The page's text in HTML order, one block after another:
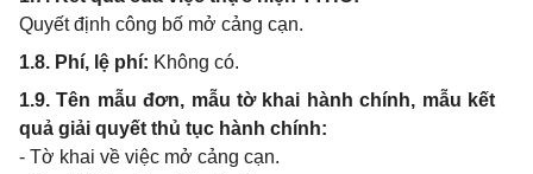
Quyết định công bố mở cảng cạn.
1.8. Phí, lệ phí: Không có.
1.9. Tên mẫu đơn, mẫu tờ khai hành chính, mẫu kết
quả giải quyết thủ tục hành chính:
- Tờ khai về việc mở cảng cạn.